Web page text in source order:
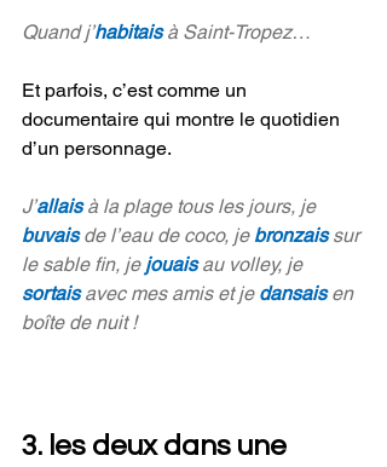
Quand j’habitais à Saint-Tropez…
Et parfois, c’est comme un
documentaire qui montre le quotidien
d’un personnage.
J’allais à la plage tous les jours, je
buvais de l’eau de coco, je bronzais sur
le sable fin, je jouais au volley, je
sortais avec mes amis et je dansais en
boîte de nuit !
3. les deux dans une